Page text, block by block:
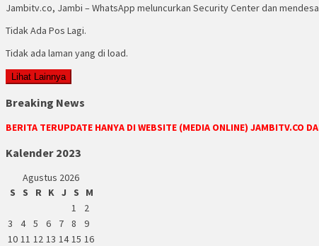
Jambitv.co, Jambi – WhatsApp meluncurkan Security Center dan
Tidak Ada Pos Lagi.
Tidak ada laman yang di load.
Lihat Lainnya
Breaking News
BERITA TERUPDATE HANYA DI WEBSITE (MEDIA ONLINE) JAMBITV.CO
Kalender 2023
Agustus 2026
S
S R K J S
M
1
2
3
4 5 6 7 8
9
10 11 12 13 14 15 16